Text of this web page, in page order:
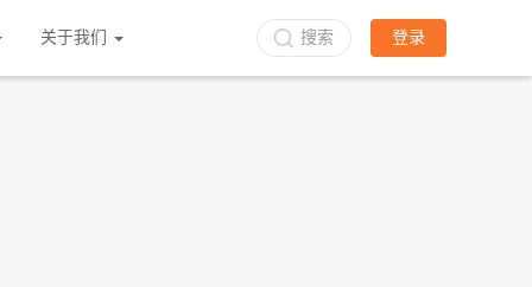
关于我们 搜索 登录